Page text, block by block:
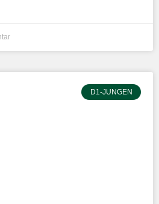
D1-JUNGEN